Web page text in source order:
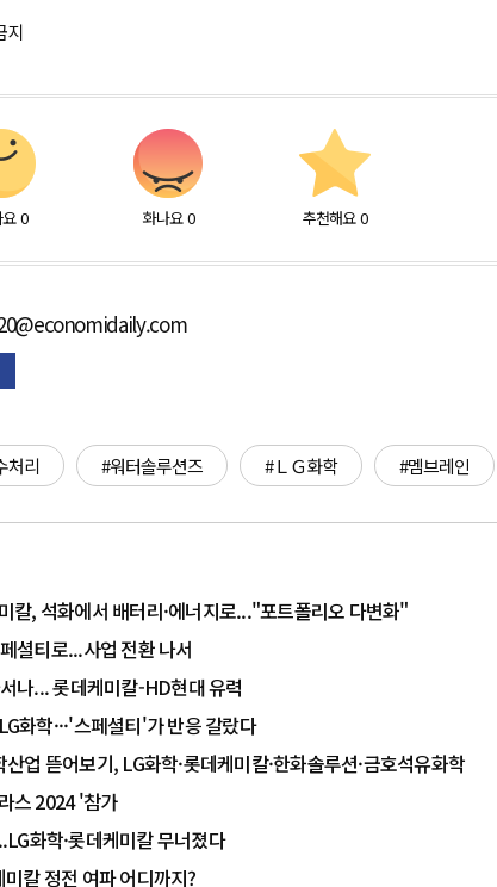
지
0 화나요 0 추천해요 0
처리 #워터솔루션즈 #ＬＧ화학 #멤브레인
칼, 석화에서 배터리·에너지로..."포트폴리오 다변화"
셜티로...사업 전환 나서
나... 롯데케미칼-HD현대 유력
화학···'스페셜티'가 반응 갈랐다
업 뜯어보기, LG화학·롯데케미칼·한화솔루션·금호석유화학
스 2024 '참가
화학·롯데케미칼 무너졌다
칼 정전 여파 어디까지?